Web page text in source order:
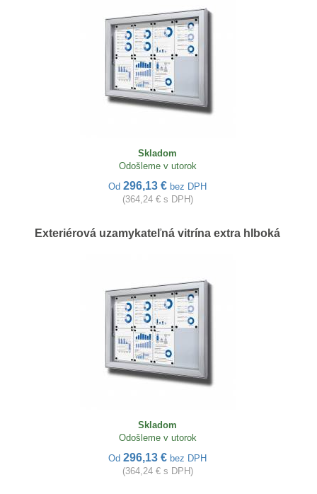
Skladom
Odošleme v utorok
Od 296,13 € bez DPH
(364,24 € s DPH)
Exteriérová uzamykateľná vitrína extra hlboká
Skladom
Odošleme v utorok
Od 296,13 € bez DPH
(364,24 € s DPH)